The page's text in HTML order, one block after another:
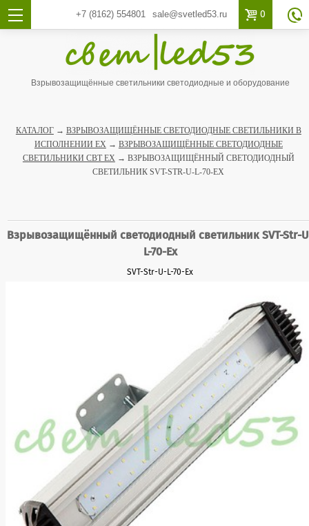
+7 (8162)554801 sale@svetled53.ru  0 
Взрывозащищённые светильники светодиодные и оборудование
КАТАЛОГ→ ВЗРЫВОЗАЩИЩЁННЫЕ СВЕТОДИОДНЫЕ СВЕТИЛЬНИКИ В
ИСПОЛНЕНИИ EX→ ВЗРЫВОЗАЩИЩЁННЫЕ СВЕТОДИОДНЫЕ
СВЕТИЛЬНИКИ СВТ EX→ ВЗРЫВОЗАЩИЩЁННЫЙ СВЕТОДИОДНЫЙ
СВЕТИЛЬНИК SVT-STR-U-L-70-EX
Взрывозащищённый светодиодный светильник SVT-Str-
L-70-Ex
SVT-Str-U-L-70-Ex